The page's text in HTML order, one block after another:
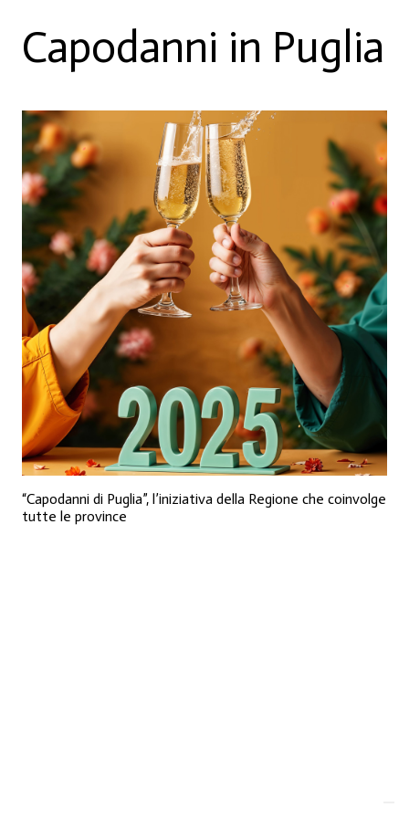
Capodanni in Puglia
“Capodanni di Puglia”, l’iniziativa della Regione che coinvolge
tutte le province